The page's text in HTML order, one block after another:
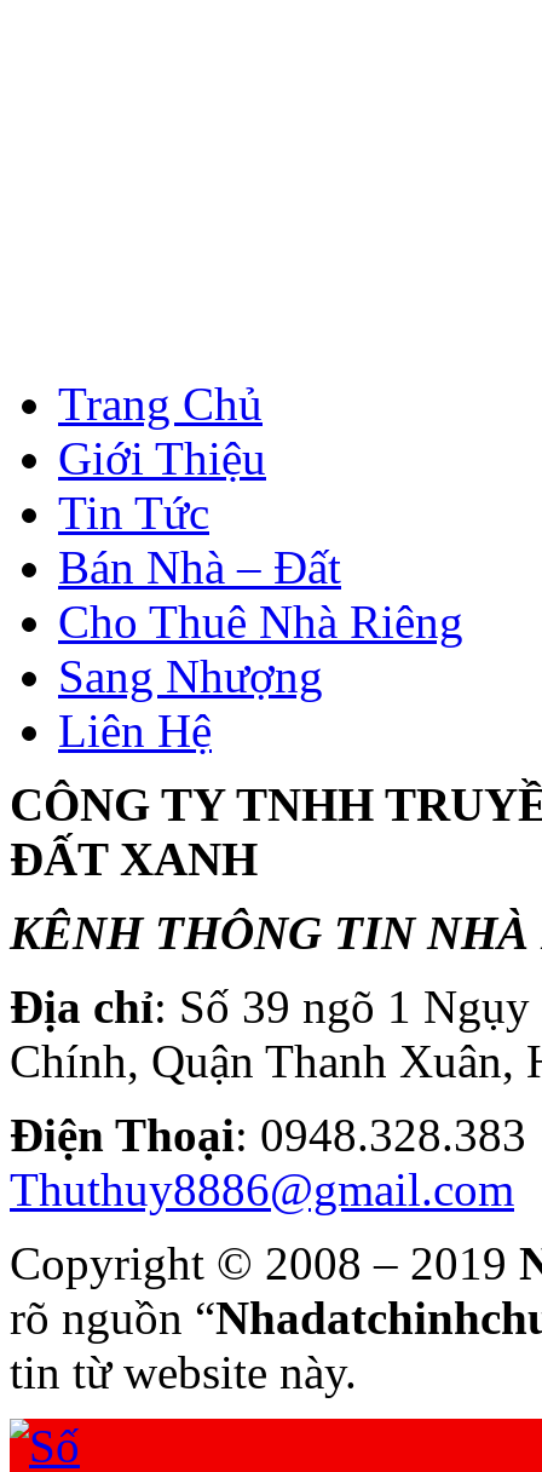
Trang Chủ
Giới Thiệu
Tin Tức
Bán Nhà – Đất
Cho Thuê Nhà Riêng
Sang Nhượng
Liên Hệ
CÔNG TY TNHH
ĐẤT XANH
KÊNH THÔNG TIN
Địa chỉ: Số 39 ngõ 1
Chính, Quận Thanh Xuân,
Điện Thoại:
Thuthuy8886@gmail.com
Copyright © 2008 – 2019
rõ nguồn “
tin từ website này.